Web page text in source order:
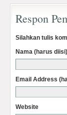
Respon
Silahkan tulis
Nama (harus diisi)
Email Address
Website